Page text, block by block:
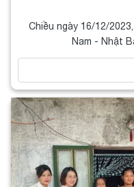
Chiều ngày 16/12/
Nam - Nhật